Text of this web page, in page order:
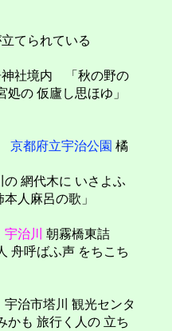
てられている
境内 「秋の野の
の 仮廬し思ほゆ」
京都府立宇治公園 橘
網代木に いさよふ
本人麻呂の歌」
宇治川
朝霧橋東詰
舟呼ばふ声 をちこち
市塔川 観光センタ
も 旅行く人の 立ち